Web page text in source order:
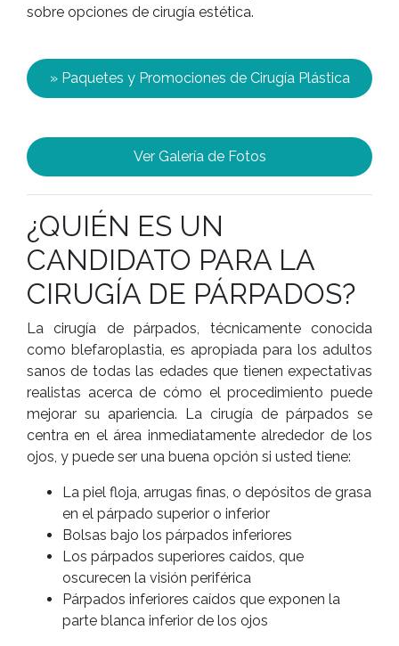
sobre opciones de cirugía estética.
» Paquetes y Promociones de Cirugía Plástica
Ver Galería de Fotos
¿QUIÉN ES UN
CANDIDATO PARA LA
CIRUGÍA DE PÁRPADOS?
La cirugía de párpados, técnicamente conocida
como blefaroplastia, es apropiada para los adultos
sanos de todas las edades que tienen expectativas
realistas acerca de cómo el procedimiento puede
mejorar su apariencia. La cirugía de párpados se
centra en el área inmediatamente alrededor de los
ojos, y puede ser una buena opción si usted tiene:
La piel floja, arrugas finas, o depósitos de grasa
en el párpado superior o inferior
Bolsas bajo los párpados inferiores
Los párpados superiores caídos, que
oscurecen la visión periférica
Párpados inferiores caídos que exponen la
parte blanca inferior de los ojos